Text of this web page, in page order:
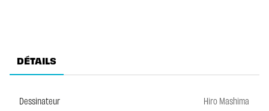
DÉTAILS
Dessinateur
Hiro Mashima